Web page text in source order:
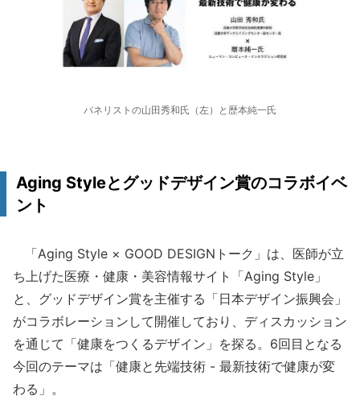
パネリストの山田秀和氏（左）と歴本純一氏
Aging Styleとグッドデザイン賞のコラボイベ
ント
「Aging Style × GOOD DESIGNトーク」は、医師が立
ち上げた医療・健康・美容情報サイト「Aging Style」
と、グッドデザイン賞を主催する「日本デザイン振興会」
がコラボレーションして開催しており、ディスカッション
を通じて「健康をつくるデザイン」を探る。6回目となる
今回のテーマは「健康と先端技術 - 最新技術で健康が変
わる」。